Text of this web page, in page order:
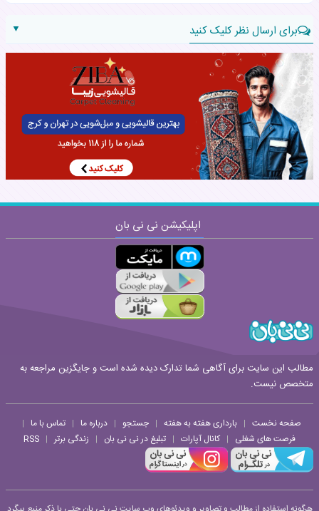
برای ارسال نظر کلیک کنید
▼
نام:
نظر:
اپلیکیشن نی نی بان
مطالب این سایت برای آگاهی شما تدارک دیده شده است و جایگزین مراجعه به
متخصص نیست.
صفحه نخست | بارداری هفته به هفته | جستجو | درباره ما | تماس با ما |
فرصت های شغلی | کانال آپارات | تبلیغ در نی نی بان | زندگی برتر |
RSS